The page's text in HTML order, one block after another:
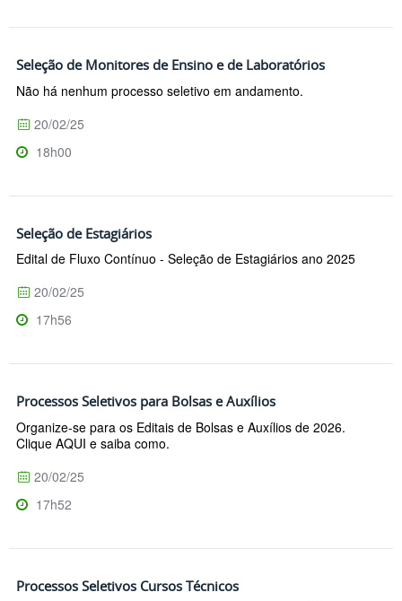
Seleção de Monitores de Ensino e de Laboratórios
Não há nenhum processo seletivo em andamento.
20/02/25
18h00
Seleção de Estagiários
Edital de Fluxo Contínuo - Seleção de Estagiários ano 2025
20/02/25
17h56
Processos Seletivos para Bolsas e Auxílios
Organize-se para os Editais de Bolsas e Auxílios de 2026.
Clique AQUI e saiba como.
20/02/25
17h52
Processos Seletivos Cursos Técnicos